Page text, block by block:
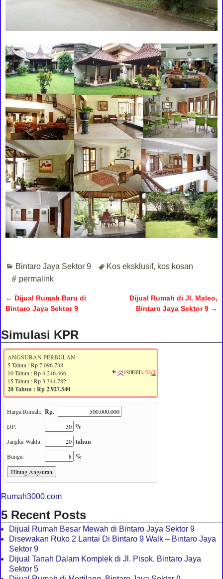
Bintaro Jaya Sektor 9 Kos eksklusif, kos kosan
permalink
Post navigation
← Dijual Rumah Baru di
Bintaro Jaya Sektor 9
Dijual Rumah di Jl. Maleo,
Bintaro Jaya Sektor 9 →
Simulasi KPR
Rumah3000.com
5 Recent Posts
Dijual Rumah Besar Mewah di Bintaro Jaya Sektor 9
Disewakan Ruko 2 Lantai Di Bintaro 9 Walk – Bintaro Jaya
Sektor 9
Dijual Tanah Dalam Komplek di Jl. Pisok, Bintaro Jaya
Sektor 5